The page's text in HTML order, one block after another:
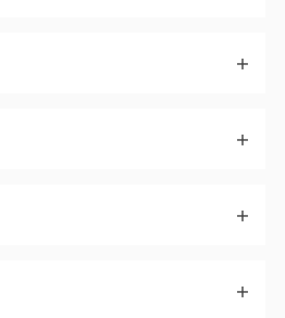
＋
＋
＋
＋